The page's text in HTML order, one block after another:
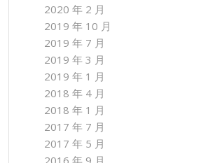
2020 年 2 月
2019 年 10 月
2019 年 7 月
2019 年 3 月
2019 年 1 月
2018 年 4 月
2018 年 1 月
2017 年 7 月
2017 年 5 月
2016 年 9 月